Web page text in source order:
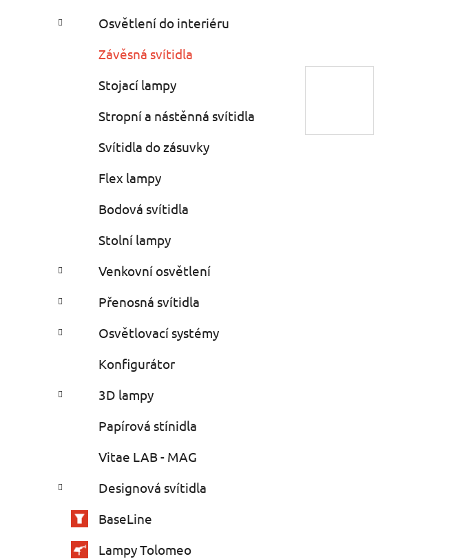
p
Osvětlení do interiéru
Závěsná svítidla
Stojací lampy
Stropní a nástěnná svítidla
Svítidla do zásuvky
Flex lampy
Bodová svítidla
Stolní lampy
Venkovní osvětlení
Přenosná svítidla
Osvětlovací systémy
Konfigurátor
3D lampy
Papírová stínidla
Vitae LAB - MAG
Designová svítidla
BaseLine
Lampy Tolomeo